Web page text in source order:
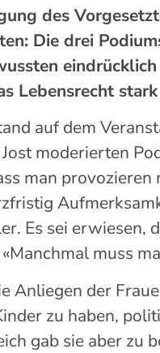
des
Die drei
Lebensrecht
auf dem
moderierten
man
Es sei erwiesen,
muss
Anliegen der
zu haben,
gab sie aber zu